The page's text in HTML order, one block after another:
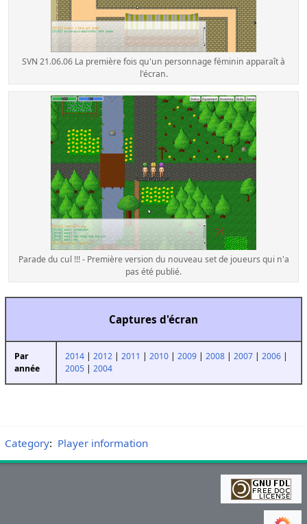
SVN 21.06.06 La première fois qu'un personnage féminin apparaît à
l'écran.
Parade du cul !!! - Première version du nouveau set de joueurs qui n'a
pas été publié.
Captures d'écran
Par
année
2014| 2012| 2011 | 2010| 2009| 2008| 2007| 2006|
2005| 2004
Category: Player information